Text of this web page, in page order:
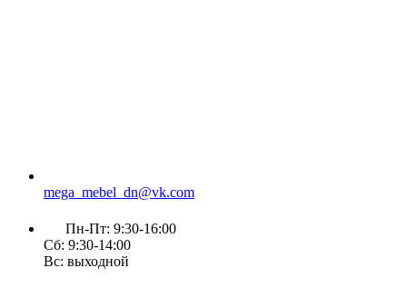
mega_mebel_dn@vk.com
Пн-Пт: 9:30-16:00
Сб: 9:30-14:00
Вс: выходной